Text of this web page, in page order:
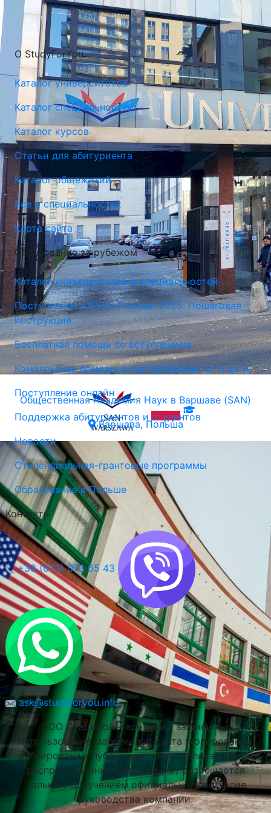
Общественная Академия Наук в Варшаве (SAN)
Варшава, Польша
О StudyForYou
Каталог университетов
Каталог специальностей
Каталог курсов
Статьи для абитуриента
Каталог общежитий
Все о специальностях
Карта сайта
Образование за рубежом
Каталог университетов и специальностей
Поступление в ВУЗы Польши 2025. Пошаговая
инструкция
Бесплатная помощь со вступлением
Комплексная помощь с поступлением: от А до Я
Поступление онлайн
Поддержка абитуриентов и студентов
Новости
Стипендиальная-грантовые программы
Образование в Польше
Контакты
+38 (073) 073 65 43
ask@studyforyou.info
ООО Стадифой – все права защищены.
Использование материалов сайта (копирование,
дублирование, публикация, перепубликация или
распространение информации) разрешается
только с получением официального согласия
руководства компании.